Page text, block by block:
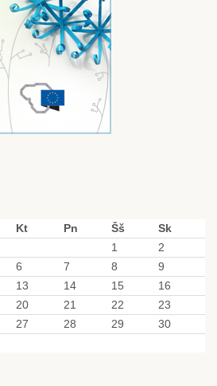
Kt Pn Šš
Sk
1
2
6 7 8
9
13 14 15
16
20 21 22
23
27 28 29
30